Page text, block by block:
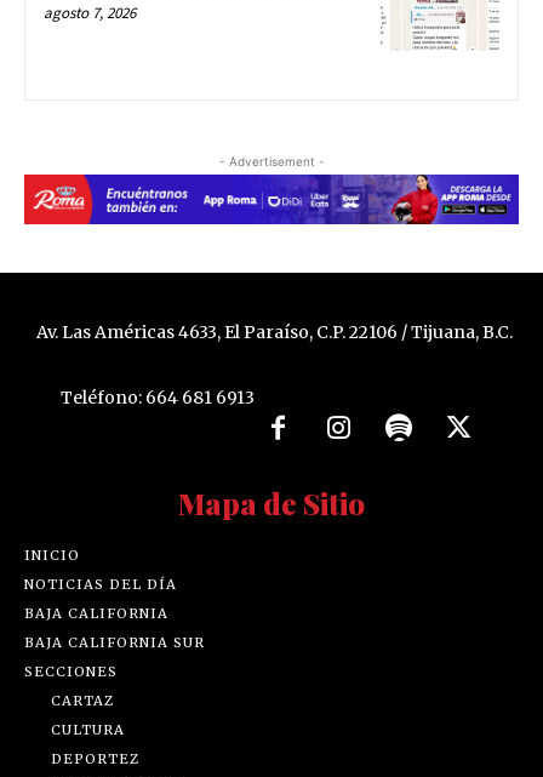
agosto 7, 2026
- Advertisement -
Av. Las Américas 4633, El Paraíso, C.P. 22106 / Tijuana, B.C.
Teléfono: 664 681 6913
Mapa de Sitio
INICIO
NOTICIAS DEL DÍA
BAJA CALIFORNIA
BAJA CALIFORNIA SUR
SECCIONES
CARTAZ
CULTURA
DEPORTEZ